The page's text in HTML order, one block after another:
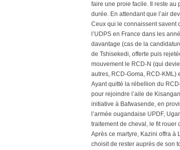
faire une proie facile. Il reste au
durée. En attendant que l’air
Ceux qui le connaissent savent
l’UDPS en France dans les
davantage (cas de la
de Tshisekedi, offerte puis
mouvement le RCD-N (qui
autres, RCD-Goma, RCD-KML)
Ayant quitté la rébellion du
pour rejoindre l’aile de
initiative à Bafwasende, en
l’armée ougandaise UPDF,
traitement de cheval, le fit
Après ce martyre, Kazini offra
choisit de rester auprès de son